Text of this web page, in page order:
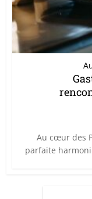
Au cœur des
parfaite